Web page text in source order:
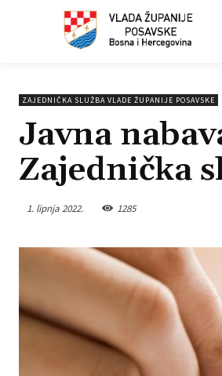
ZAJEDNIČKA SLUŽBA VLADE ŽUPANIJE POSAVSKE
Javna
Zajednička
1. lipnja 2022. 1285